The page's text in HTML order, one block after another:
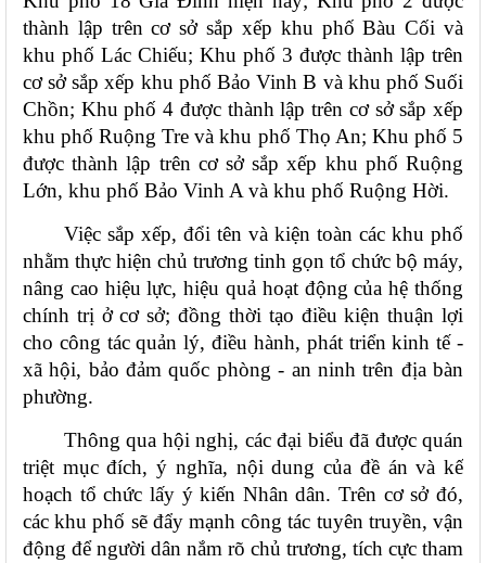
thành lập trên cơ sở sắp xếp khu phố Bàu Cối và
khu phố Lác Chiếu; Khu phố 3 được thành lập trên
cơ sở sắp xếp khu phố Bảo Vinh B và khu phố Suối
Chồn; Khu phố 4 được thành lập trên cơ sở sắp xếp
khu phố Ruộng Tre và khu phố Thọ An; Khu phố 5
được thành lập trên cơ sở sắp xếp khu phố Ruộng
Lớn, khu phố Bảo Vinh A và khu phố Ruộng Hời.
Việc sắp xếp, đổi tên và kiện toàn các khu phố
nhằm thực hiện chủ trương tinh gọn tổ chức bộ máy,
nâng cao hiệu lực, hiệu quả hoạt động của hệ thống
chính trị ở cơ sở; đồng thời tạo điều kiện thuận lợi
cho công tác quản lý, điều hành, phát triển kinh tế -
xã hội, bảo đảm quốc phòng - an ninh trên địa bàn
phường.
Thông qua hội nghị, các đại biểu đã được quán
triệt mục đích, ý nghĩa, nội dung của đề án và kế
hoạch tổ chức lấy ý kiến Nhân dân. Trên cơ sở đó,
các khu phố sẽ đẩy mạnh công tác tuyên truyền, vận
động để người dân nắm rõ chủ trương, tích cực tham